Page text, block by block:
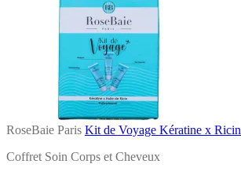
RoseBaie Paris Kit de Voyage Kératine x Ricin
Coffret Soin Corps et Cheveux